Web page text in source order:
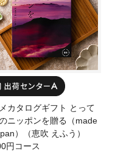
カタログギフト とって
ニッポンを贈る（made
）（恵吹 えふう）
円コース